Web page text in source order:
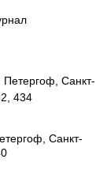
Петергоф, Санкт-
434
Санкт-